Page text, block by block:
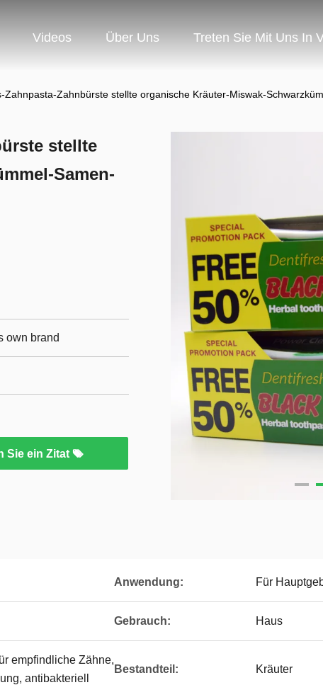
Videos Über Uns Treten Sie Mit Uns In
Zahnbürste stellte organische Kräuter-Miswak-
stellte
Samen-
own brand
Sie ein Zitat
Anwendung: Für
Gebrauch: Haus
empfindliche Zähne,
antibakteriell
Bestandteil: Kräuter